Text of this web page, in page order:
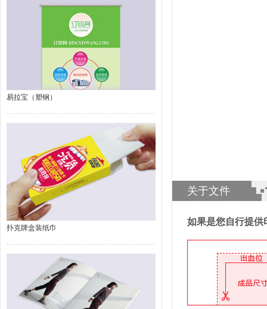
易拉宝（塑钢）
扑克牌盒装纸巾
关于文件
如果是您自行提供